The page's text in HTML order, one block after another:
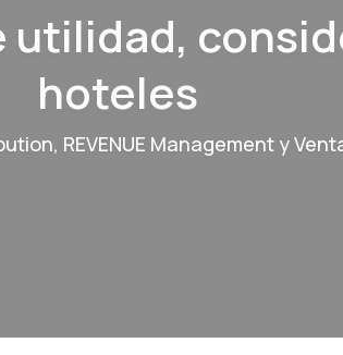
utilidad,
hoteles
, REVENUE Management y